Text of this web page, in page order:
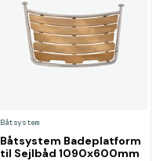
Båtsystem
Båtsystem Badeplatform
til Sejlbåd 1090x600mm